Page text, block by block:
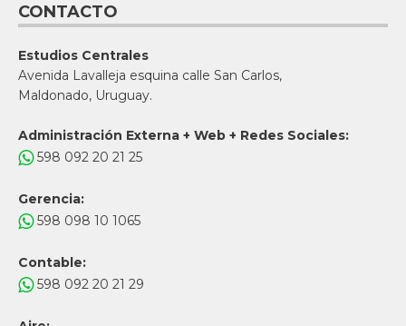
CONTACTO
Estudios Centrales
Avenida Lavalleja esquina calle San Carlos,
Maldonado, Uruguay.
Administración Externa + Web + Redes Sociales:
598 092 20 21 25
Gerencia:
598 098 10 1065
Contable:
598 092 20 21 29